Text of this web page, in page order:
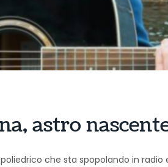
astro
che sta spopolando in